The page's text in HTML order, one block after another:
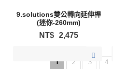
9.solutions雙公轉向延伸桿
(迷你-260mm)
NT$ 2,475
1 2 3 4